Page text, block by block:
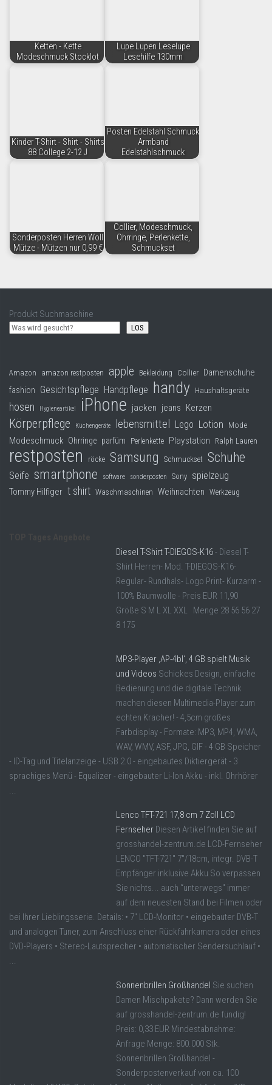
Ketten - Kette
Modeschmuck Stocklot
Lupe Lupen Leselupe
Lesehilfe 130mm
Kinder T-Shirt - Shirt - Shirts
88 College 2-12 J
Posten Edelstahl Schmuck
Armband
Edelstahlschmuck
Sonderposten Herren Woll
Mütze - Mützen nur 0,99 €
Collier, Modeschmuck,
Ohrringe, Perlenkette,
Schmuckset
Produkt Suchmaschine
LOS
Amazon amazon restposten apple Bekleidung Collier Damenschuhe
fashion Gesichtspflege Handpflege handy Haushaltsgeräte
hosen Hygieneartikel iPhone jacken jeans Kerzen
Körperpflege Küchengeräte lebensmittel Lego Lotion Mode
Modeschmuck Ohrringe parfüm Perlenkette Playstation Ralph Lauren
restposten röcke Samsung Schmuckset Schuhe
Seife smartphone software sonderposten Sony spielzeug
Tommy Hilfiger t shirt Waschmaschinen Weihnachten Werkzeug
Diesel T-Shirt T-DIEGOS-K16- Diesel T-
Shirt Herren- Mod. T-DIEGOS-K16-
Regular- Rundhals- Logo Print- Kurzarm -
100% Baumwolle - Preis EUR 11,90
Größe S M L XL XXL Menge 28 56 56 27
8 175
MP3-Player ‚AP-4bl‘, 4 GB spielt Musik
und Videos Schickes Design, einfache
Bedienung und die digitale Technik
machen diesen Multimedia-Player zum
echten Kracher! - 4,5cm großes
Farbdisplay - Formate: MP3, MP4, WMA,
WAV, WMV, ASF, JPG, GIF - 4 GB Speicher
- ID-Tag und Titelanzeige - USB 2.0 - eingebautes Diktiergerät - 3
sprachiges Menü - Equalizer - eingebauter Li-Ion Akku - inkl. Ohrhörer
...
Lenco TFT-721 17,8 cm 7 Zoll LCD
Fernseher Diesen Artikel finden Sie auf
grosshandel-zentrum.de LCD-Fernseher
LENCO "TFT-721" 7"/18cm, integr. DVB-T
Empfänger inklusive Akku So verpassen
Sie nichts... auch “unterwegs" immer
auf dem neuesten Stand bei Filmen oder
bei Ihrer Lieblingsserie. Details: • 7" LCD-Monitor • eingebauter DVB-T
und analogen Tuner, zum Anschluss einer Rückfahrkamera oder eines
DVD-Players • Stereo-Lautsprecher • automatischer Sendersuchlauf •
...
Sonnenbrillen Großhandel Sie suchen
Damen Mischpakete? Dann werden Sie
auf grosshandel-zentrum.de fündig!
Preis: 0,33 EUR Mindestabnahme:
Anfrage Menge: 800.000 Stk.
Sonnenbrillen Großhandel -
Sonderpostenverkauf von ca. 100